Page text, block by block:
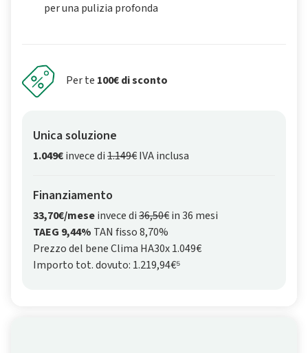
per una pulizia profonda
Per te 100€ di sconto
Unica soluzione
1.049€invece di1.149€IVA inclusa
Finanziamento
33,70€/meseinvece di36,50€in 36 mesi
TAEG 9,44% TAN fisso 8,70%
Prezzo del bene Clima HA30x 1.049€
Importo tot. dovuto: 1.219,94€⁵